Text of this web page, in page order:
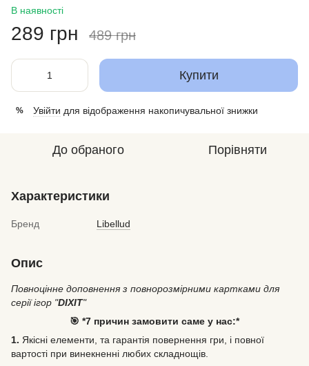
В наявності
289 грн 489 грн
Купити
% Увійти для відображення накопичувальної знижки
До обраного Порівняти
Характеристики
Бренд Libellud
Опис
Повноцінне доповнення з повнорозмірними картками для
серії ігор "DIXIT"
🎯 *7 причин замовити саме у нас:*
1. Якісні елементи, та гарантія повернення гри, і повної
вартості при винекненні любих складнощів.